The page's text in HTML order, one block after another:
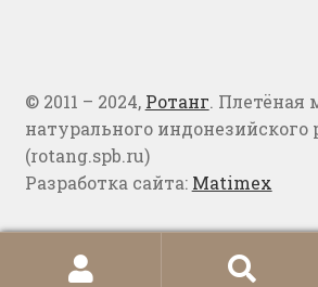
© 2011 – 2024, Ротанг. Плетёная
натурального индонезийского
(rotang.spb.ru)
Разработка сайта: Matimex
Искать: